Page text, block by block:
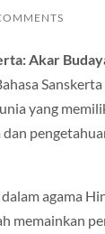
Akar
yang
agama
memainkan